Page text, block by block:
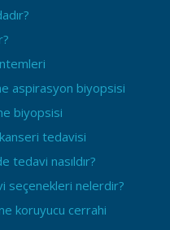
aspirasyon biyopsisi
biyopsisi
tedavisi
tedavi nasıldır?
seçenekleri nelerdir?
koruyucu cerrahi